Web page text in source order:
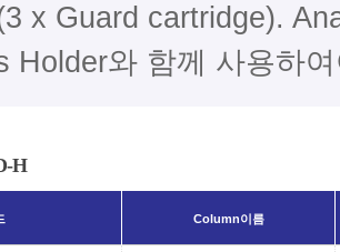
x Guard cartridge).
Holder와 함께 사용하
H
Column이름